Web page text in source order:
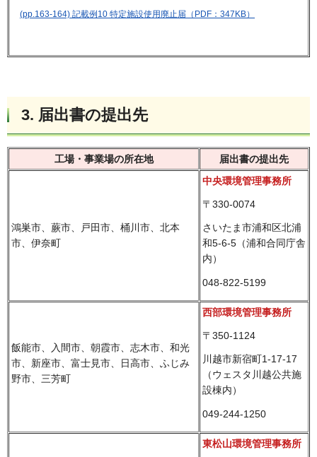
(pp.163-164) 記載例10 特定施設使用廃止届（PDF：347KB）
3. 届出書の提出先
工場・事業場の所在地 届出書の提出先
鴻巣市、蕨市、戸田市、桶川市、北本
市、伊奈町
中央環境管理事務所
〒330-0074
さいたま市浦和区北浦
和5-6-5（浦和合同庁舎
内）
048-822-5199
飯能市、入間市、朝霞市、志木市、和光
市、新座市、富士見市、日高市、ふじみ
野市、三芳町
西部環境管理事務所
〒350-1124
川越市新宿町1-17-17
（ウェスタ川越公共施
設棟内）
049-244-1250
東松山環境管理事務所